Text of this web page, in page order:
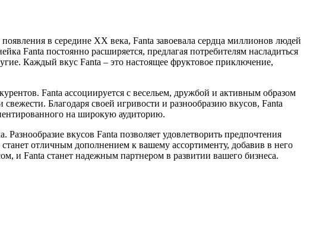
в середине XX века, Fanta завоевала сердца миллионов людей
Fanta постоянно расширяется, предлагая потребителям насладиться
Каждый вкус Fanta – это настоящее фруктовое приключение,
Fanta ассоциируется с весельем, дружбой и активным образом
Благодаря своей игривости и разнообразию вкусов, Fanta
на широкую аудиторию.
вкусов Fanta позволяет удовлетворить предпочтения
отличным дополнением к вашему ассортименту, добавив в него
и Fanta станет надежным партнером в развитии вашего бизнеса.